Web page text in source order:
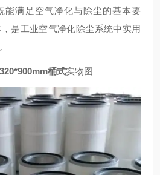
能满足空气净化与除尘的基本要
是工业空气净化除尘系统中实用
桶式实物图